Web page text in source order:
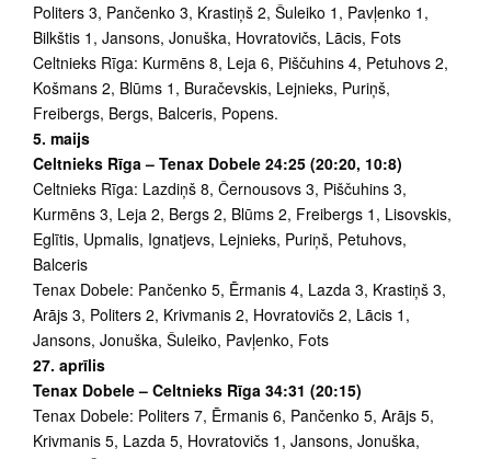
Politers 3, Pančenko 3, Krastiņš 2, Šuleiko 1, Pavļenko 1,
Bilkštis 1, Jansons, Jonuška, Hovratovičs, Lācis, Fots
Celtnieks Rīga: Kurmēns 8, Leja 6, Piščuhins 4, Petuhovs 2,
Košmans 2, Blūms 1, Buračevskis, Lejnieks, Puriņš,
Freibergs, Bergs, Balceris, Popens.
5. maijs
Celtnieks Rīga – Tenax Dobele 24:25 (20:20, 10:8)
Celtnieks Rīga: Lazdiņš 8, Černousovs 3, Piščuhins 3,
Kurmēns 3, Leja 2, Bergs 2, Blūms 2, Freibergs 1, Lisovskis,
Eglītis, Upmalis, Ignatjevs, Lejnieks, Puriņš, Petuhovs,
Balceris
Tenax Dobele: Pančenko 5, Ērmanis 4, Lazda 3, Krastiņš 3,
Arājs 3, Politers 2, Krivmanis 2, Hovratovičs 2, Lācis 1,
Jansons, Jonuška, Šuleiko, Pavļenko, Fots
27. aprīlis
Tenax Dobele – Celtnieks Rīga 34:31 (20:15)
Tenax Dobele: Politers 7, Ērmanis 6, Pančenko 5, Arājs 5,
Krivmanis 5, Lazda 5, Hovratovičs 1, Jansons, Jonuška,